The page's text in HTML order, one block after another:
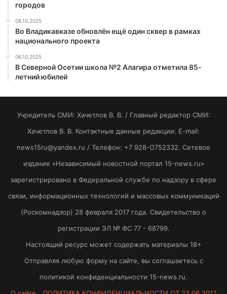
городов
08.10.2025
Во Владикавказе обновлён ещё один сквер в рамках
национального проекта
06.10.2025
В Северной Осетии школа №2 Алагира отметила 85-
летний юбилей
Учредитель СМИ: Хaчeтлoв B. B. / Главный редактор СМИ:
Хaчeтлoв B. B. Контактные данные редакции: E-mail:
news15ru@yandex.ru / Телефон: +7 928-O752332. Сетевое
издание «Независимый новостной портал 15-news.ru»
зарегистрировано в Федеральной службе по надзору в сфере
связи, информационных технологий и массовых коммуникаций
(Роскомнадзор) 28 февраля 2017 года. Свидетельство о
регистрации ЭЛ № ФС 77 - 68799.
Настоящий ресурс может содержать материалы 18+
Отправляя любую форму на сайте, вы соглашаетесь с
политикой конфиденциальности 15-news.ru.